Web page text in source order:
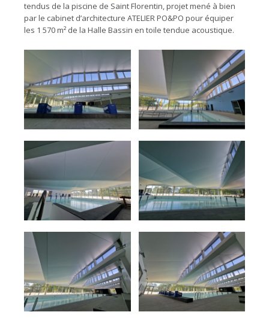
tendus de la piscine de Saint Florentin, projet mené à bien
par le cabinet d’architecture ATELIER PO&PO pour équiper
les 1 570 m² de la Halle Bassin en toile tendue acoustique.